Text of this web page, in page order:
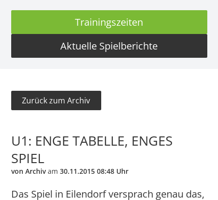
Trainingszeiten
Aktuelle Spielberichte
Zurück zum Archiv
U1: ENGE TABELLE, ENGES
SPIEL
von Archivam 30.11.2015 08:48 Uhr
Das Spiel in Eilendorf versprach genau das,